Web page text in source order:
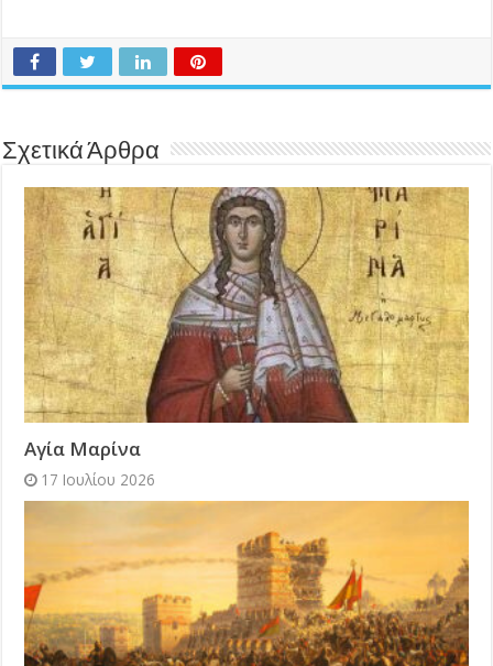
Σχετικά Άρθρα
Αγία Μαρίνα
17 Ιουλίου 2026